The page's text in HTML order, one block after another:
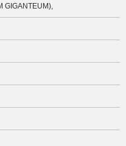
GIGANTEUM),